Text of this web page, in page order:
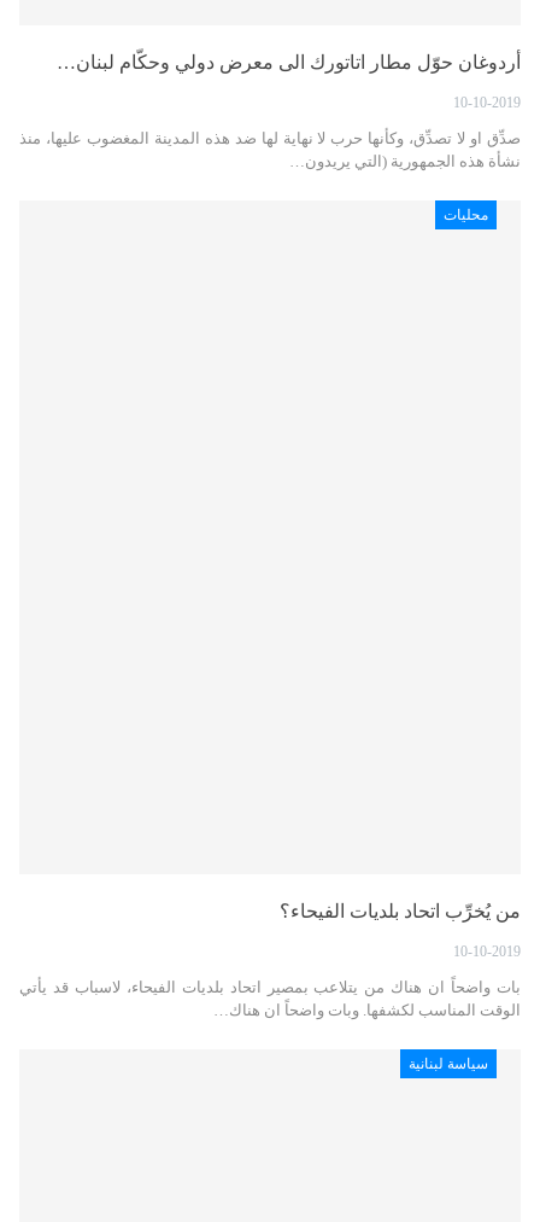
أردوغان حوّل مطار اتاتورك الى معرض دولي وحكّام لبنان…
10-10-2019
صدِّق او لا تصدِّق، وكأنها حرب لا نهاية لها ضد هذه المدينة المغضوب عليها، منذ
نشأة هذه الجمهورية (التي يريدون…
محليات
من يُخرِّب اتحاد بلديات الفيحاء؟
10-10-2019
بات واضحاً ان هناك من يتلاعب بمصير اتحاد بلديات الفيحاء، لاسباب قد يأتي
الوقت المناسب لكشفها. وبات واضحاً ان هناك…
سياسة لبنانية